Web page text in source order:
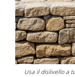
Usa il dislivello a